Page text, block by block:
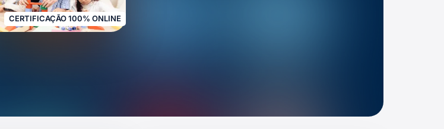
CERTIFICAÇÃO 100% ONLINE